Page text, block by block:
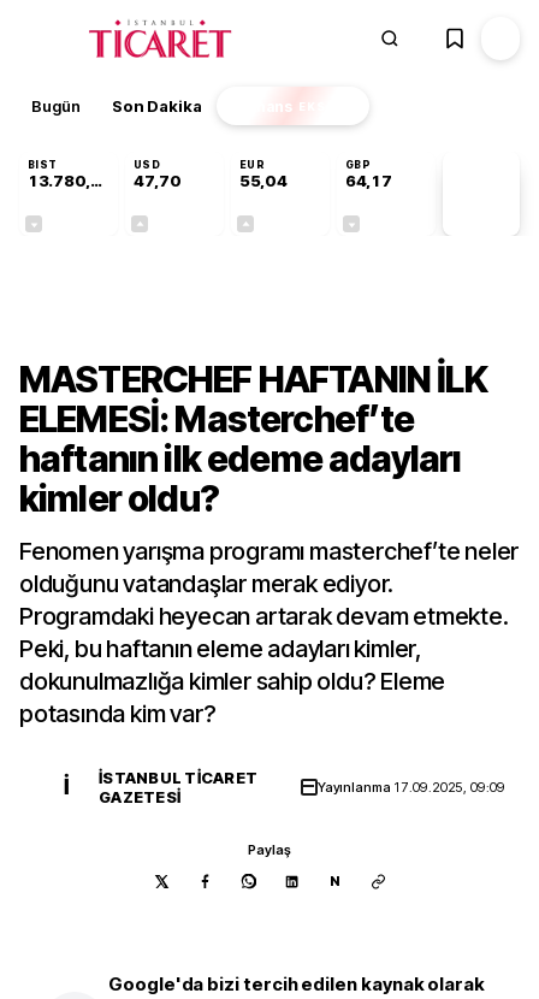
Bugün Son Dakika Finans EKSTRA
BIST
13.780,94
USD
47,70
EUR
55,04
GBP
64,17
MASTERCHEF HAFTANIN İLK
ELEMESİ: Masterchef’te
haftanın ilk edeme adayları
kimler oldu?
Fenomen yarışma programı masterchef’te neler
olduğunu vatandaşlar merak ediyor.
Programdaki heyecan artarak devam etmekte.
Peki, bu haftanın eleme adayları kimler,
dokunulmazlığa kimler sahip oldu? Eleme
potasında kim var?
İ
İSTANBUL TICARET
GAZETESI
Yayınlanma 17.09.2025, 09:09
Paylaş
N
Google'da bizi tercih edilen kaynak olarak